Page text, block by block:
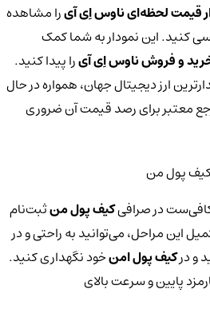
قیمت لحظه‌ای ناوس اِی آیرا مشاهده
کنید. این نمودار به شما کمک
و فروش ناوس اِی آیرا پیدا کنید.
ارز دیجیتال جهان، همواره در حال
معتبر برای رصد قیمت آن ضروری
پول من
در صرافیکیف پول منثبت‌نام
این مراحل، می‌توانید به راحتی و در
و درکیف پول امنخود نگهداری کنید.
پایین و سرعت بالای